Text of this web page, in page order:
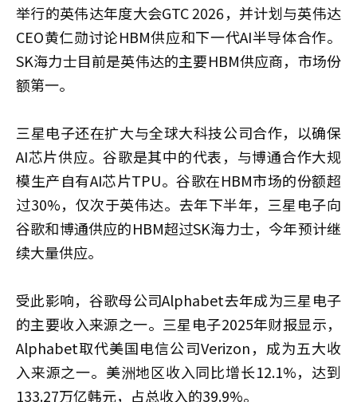
举行的英伟达年度大会GTC 2026，并计划与英伟达
CEO黄仁勋讨论HBM供应和下一代AI半导体合作。
SK海力士目前是英伟达的主要HBM供应商，市场份
额第一。
三星电子还在扩大与全球大科技公司合作，以确保
AI芯片供应。谷歌是其中的代表，与博通合作大规
模生产自有AI芯片TPU。谷歌在HBM市场的份额超
过30%，仅次于英伟达。去年下半年，三星电子向
谷歌和博通供应的HBM超过SK海力士，今年预计继
续大量供应。
受此影响，谷歌母公司Alphabet去年成为三星电子
的主要收入来源之一。三星电子2025年财报显示，
Alphabet取代美国电信公司Verizon，成为五大收
入来源之一。美洲地区收入同比增长12.1%，达到
133.27万亿韩元，占总收入的39.9%。